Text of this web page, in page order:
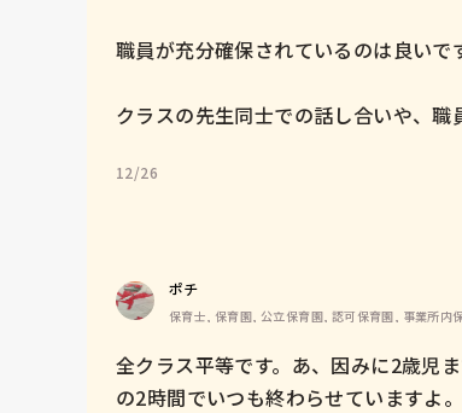
職員が充分確保されているのは良いで
クラスの先生同士での話し合いや、
12/26
ポチ
保育士, 保育園, 公立保育園, 認可保育園, 事業所内
全クラス平等です。あ、因みに2歳児
の2時間でいつも終わらせていますよ